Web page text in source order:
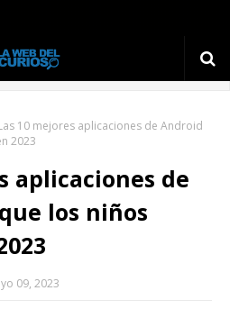
10 mejores aplicaciones de Android
2023
aplicaciones de
los niños
09, 2023